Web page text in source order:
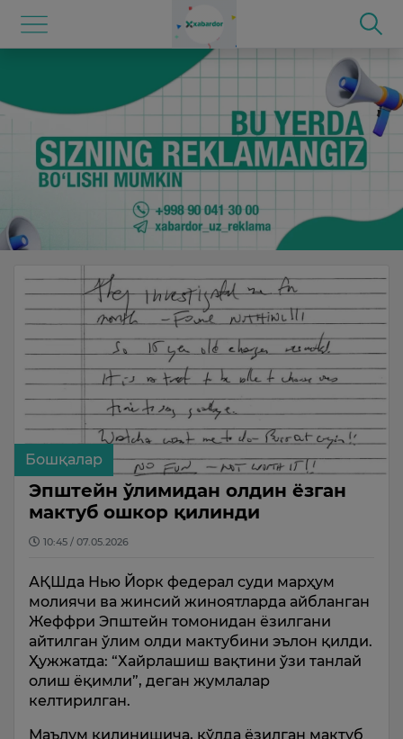
Бошқалар
Эпштейн ўлимидан олдин ёзган
мактуб ошкор қилинди
10:45 / 07.05.2026
АҚШда Нью Йорк федерал суди марҳум
молиячи ва жинсий жиноятларда айбланган
Жеффри Эпштейн томонидан ёзилгани
айтилган ўлим олди мактубини эълон қилди.
Ҳужжатда: “Хайрлашиш вақтини ўзи танлай
олиш ёқимли”, деган жумлалар
келтирилган.
Маълум қилинишича, қўлда ёзилган мактуб